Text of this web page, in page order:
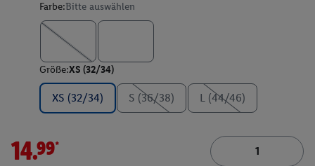
Farbe:Bitte auswählen
Größe:XS (32/34)
XS (32/34) S (36/38) L (44/46)
14.99*